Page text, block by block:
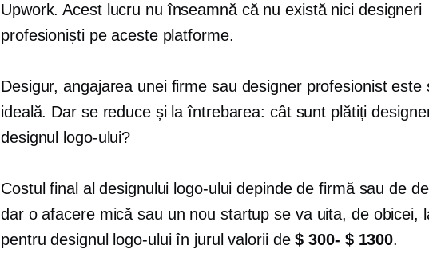
Upwork. Acest lucru nu înseamnă că nu există nici designeri
profesioniști pe aceste platforme.
Desigur, angajarea unei firme sau designer profesionist este
ideală. Dar se reduce și la întrebarea: cât sunt plătiți
designul logo-ului?
Costul final al designului logo-ului depinde de firmă sau de
dar o afacere mică sau un nou startup se va uita, de obicei,
pentru designul logo-ului în jurul valorii de$ 300- $ 1300.